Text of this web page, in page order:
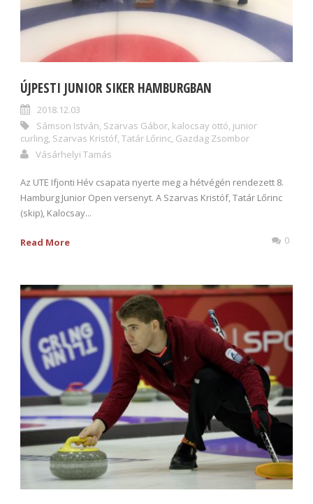
ÚJPESTI JUNIOR SIKER HAMBURGBAN
2018.12.03
Sámson István, Szarvas Gábor, kalocsay ottó, junior
curling, Szarvas Kristóf, Tatár Lőrinc, Gazdag Zsombor
Vásárhelyi Tamás
Az UTE Ifjonti Hév csapata nyerte meg a hétvégén rendezett 8.
Hamburg Junior Open versenyt. A Szarvas Kristóf, Tatár Lőrinc
(skip), Kalocsay...
Read More 0